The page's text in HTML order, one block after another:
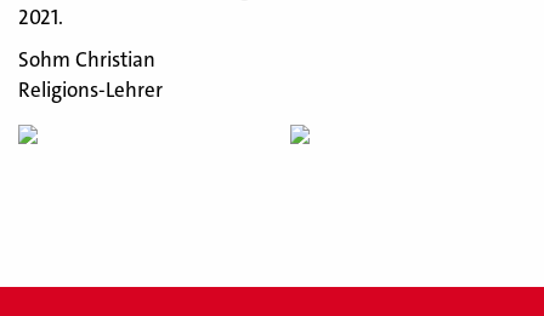
2021.
Sohm Christian
Religions-Lehrer